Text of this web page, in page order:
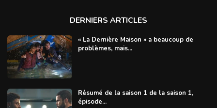
DERNIERS ARTICLES
« La Dernière Maison » a beaucoup de
problèmes, mais...
Résumé de la saison 1 de la saison 1,
épisode...